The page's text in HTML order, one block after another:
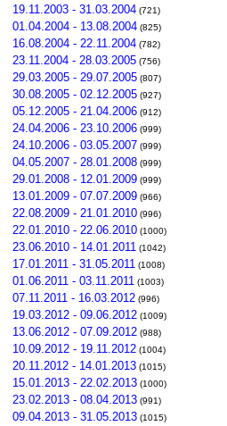
19.11.2003 - 31.03.2004 (721)
01.04.2004 - 13.08.2004 (825)
16.08.2004 - 22.11.2004 (782)
23.11.2004 - 28.03.2005 (756)
29.03.2005 - 29.07.2005 (807)
30.08.2005 - 02.12.2005 (927)
05.12.2005 - 21.04.2006 (912)
24.04.2006 - 23.10.2006 (999)
24.10.2006 - 03.05.2007 (999)
04.05.2007 - 28.01.2008 (999)
29.01.2008 - 12.01.2009 (999)
13.01.2009 - 07.07.2009 (966)
22.08.2009 - 21.01.2010 (996)
22.01.2010 - 22.06.2010 (1000)
23.06.2010 - 14.01.2011 (1042)
17.01.2011 - 31.05.2011 (1008)
01.06.2011 - 03.11.2011 (1003)
07.11.2011 - 16.03.2012 (996)
19.03.2012 - 09.06.2012 (1009)
13.06.2012 - 07.09.2012 (988)
10.09.2012 - 19.11.2012 (1004)
20.11.2012 - 14.01.2013 (1015)
15.01.2013 - 22.02.2013 (1000)
23.02.2013 - 08.04.2013 (991)
09.04.2013 - 31.05.2013 (1015)